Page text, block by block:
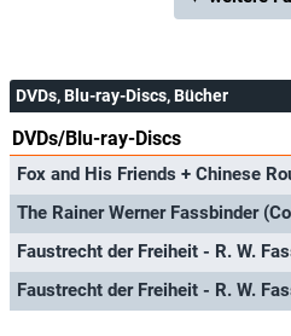
DVDs, Blu-ray-Discs, Bücher
DVDs/Blu-ray-Discs
Faustrecht der Freiheit - R. W.
Faustrecht der Freiheit - R. W.